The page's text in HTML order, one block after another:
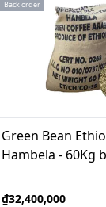
Back order
Green Bean
Hambela - 60Kg
₫32,400,000